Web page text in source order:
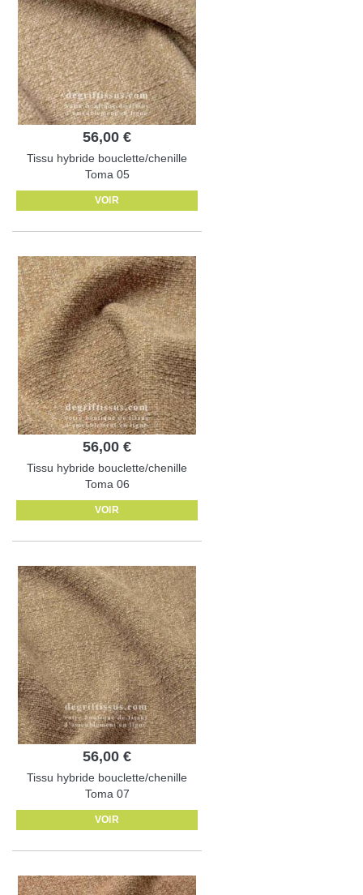
56,00 €
Tissu hybride bouclette/chenille
Toma 05
VOIR
56,00 €
Tissu hybride bouclette/chenille
Toma 06
VOIR
56,00 €
Tissu hybride bouclette/chenille
Toma 07
VOIR